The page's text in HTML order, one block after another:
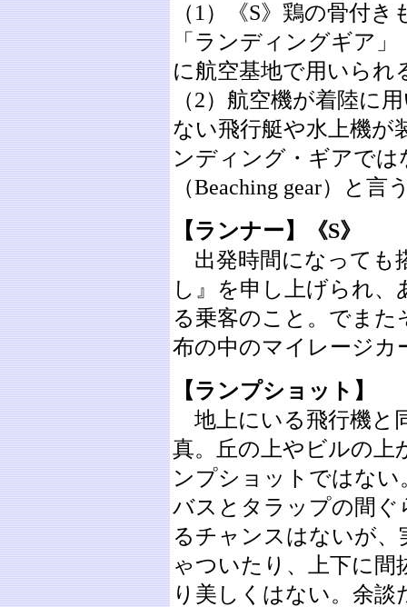
（1）《S》鶏の骨付
「ランディングギア
に航空基地で用いられ
（2）航空機が着陸に
ない飛行艇や水上機が
ンディング・ギアで
（Beaching gear）と言
【ランナー】《S》
出発時間になっても
し』を申し上げられ
る乗客のこと。でま
布の中のマイレージ
【ランプショット】
地上にいる飛行機と
真。丘の上やビルの上
ンプショットではな
バスとタラップの間
るチャンスはないが
ゃついたり、上下に
り美しくはない。余